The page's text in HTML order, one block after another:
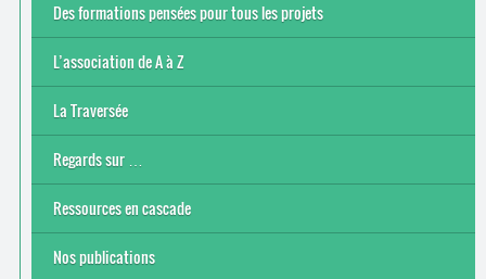
Des formations pensées pour tous les projets
L’association de A à Z
Le bénévolat
Nos actions
Nos objectifs et finalité
Notre contexte socio-économique
Notre structure
La Traversée
Regards sur …
Ressources en cascade
Nos publications